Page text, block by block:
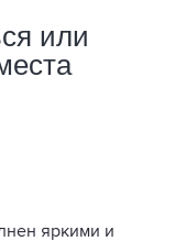
или
яркими и